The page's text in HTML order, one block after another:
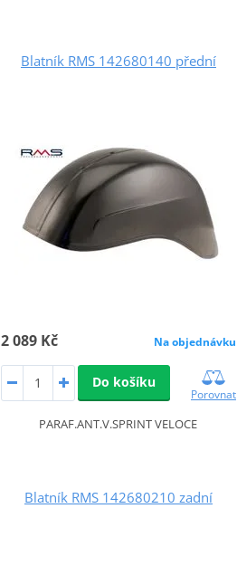
Blatník RMS 142680140 přední
2 089 Kč Na objednávku
Do košíku
Porovnat
PARAF.ANT.V.SPRINT VELOCE
Blatník RMS 142680210 zadní